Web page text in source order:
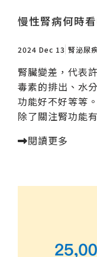
慢性腎病何時
2024 Dec 13 腎泌尿
腎臟變差，代表
毒素的排出、水
功能好不好等等
除了關注腎功能
閱讀更多